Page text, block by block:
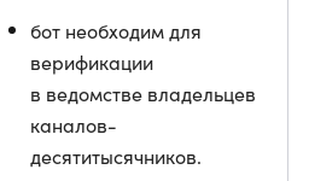
бот необходим для
верификации
в ведомстве владельцев
каналов-
десятитысячников.